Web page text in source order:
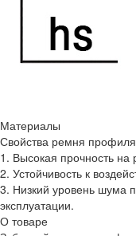
Материалы
Свойства ремня
1. Высокая прочность на
2. Устойчивость к
3. Низкий уровень шума
эксплуатации.
О товаре